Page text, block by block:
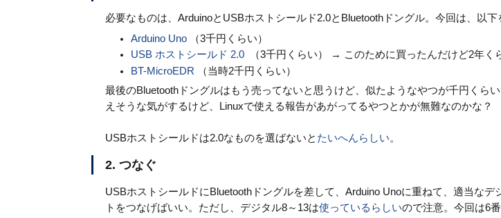
必要なものは、ArduinoとUSBホストシールド2.0とBluetoothドングル。今回は、以下
Arduino Uno（3千円くらい）
USB ホストシールド 2.0（3千円くらい） → このために買ったんだけど2年く
BT-MicroEDR （当時2千円くらい）
最後のBluetoothドングルはもう売ってないと思うけど、似たようなやつが千円くら
えそうな気がするけど、Linuxで使える報告があがってるやつとかが無難なのかな？
USBホストシールドは2.0なものを選ばないと たいへんらしい。
2. つなぐ
USBホストシールドにBluetoothドングルを差して、Arduino Unoに重ねて、適当なデ
トをつなげばいい。ただし、デジタル8～13は使っているらしいので注意。今回は6番